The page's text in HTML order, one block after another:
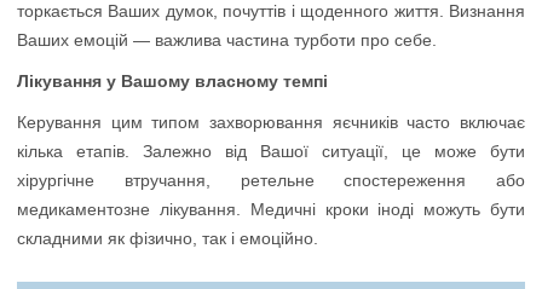
торкається Ваших думок, почуттів і щоденного життя. Визнання
Ваших емоцій — важлива частина турботи про себе.
Лікування у Вашому власному темпі
Керування цим типом захворювання яєчників часто включає
кілька етапів. Залежно від Вашої ситуації, це може бути
хірургічне втручання, ретельне спостереження або
медикаментозне лікування. Медичні кроки іноді можуть бути
складними як фізично, так і емоційно.